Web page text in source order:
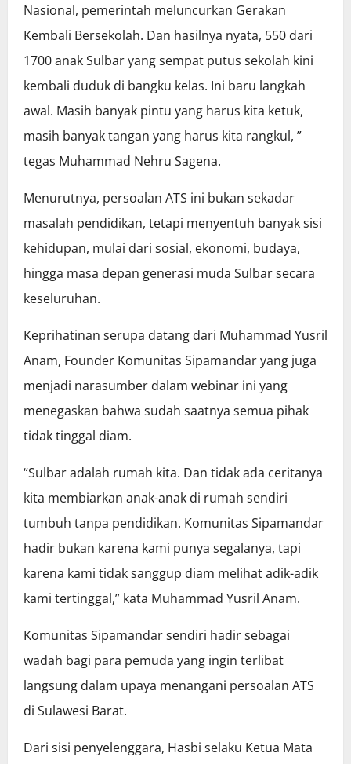
Nasional, pemerintah meluncurkan Gerakan
Kembali Bersekolah. Dan hasilnya nyata, 550 dari
1700 anak Sulbar yang sempat putus sekolah kini
kembali duduk di bangku kelas. Ini baru langkah
awal. Masih banyak pintu yang harus kita ketuk,
masih banyak tangan yang harus kita rangkul, ”
tegas Muhammad Nehru Sagena.
Menurutnya, persoalan ATS ini bukan sekadar
masalah pendidikan, tetapi menyentuh banyak sisi
kehidupan, mulai dari sosial, ekonomi, budaya,
hingga masa depan generasi muda Sulbar secara
keseluruhan.
Keprihatinan serupa datang dari Muhammad Yusril
Anam, Founder Komunitas Sipamandar yang juga
menjadi narasumber dalam webinar ini yang
menegaskan bahwa sudah saatnya semua pihak
tidak tinggal diam.
“Sulbar adalah rumah kita. Dan tidak ada ceritanya
kita membiarkan anak-anak di rumah sendiri
tumbuh tanpa pendidikan. Komunitas Sipamandar
hadir bukan karena kami punya segalanya, tapi
karena kami tidak sanggup diam melihat adik-adik
kami tertinggal,” kata Muhammad Yusril Anam.
Komunitas Sipamandar sendiri hadir sebagai
wadah bagi para pemuda yang ingin terlibat
langsung dalam upaya menangani persoalan ATS
di Sulawesi Barat.
Dari sisi penyelenggara, Hasbi selaku Ketua Mata